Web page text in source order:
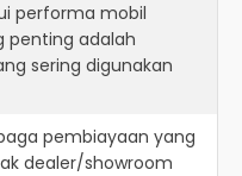
performa mobil
penting adalah
sering digunakan
pembiayaan yang
dealer/showroom